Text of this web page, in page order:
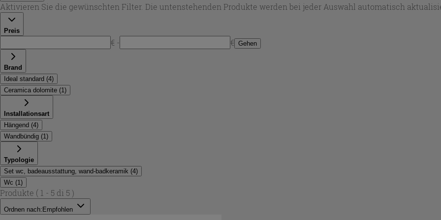
Aktivieren Sie die gewünschten Filter. Die untenstehenden Produkte werden bei jeder Auswahl automatisch
Preis
€ - € Gehen
Brand
Ideal standard (4)
Ceramica dolomite (1 )
Installationsart
Hängend (4)
Wandbündig (1 )
Typologie
Set wc, badeausstattung, wand-badkeramik (4)
Wc (1 )
Produkte ( 1 - 5 di 5 )
Ordnen nach: Empfohlen